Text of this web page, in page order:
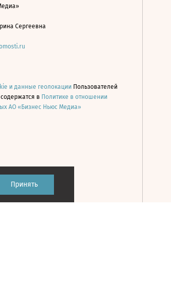
Принять
Сергеевна
и данные геолокации Пользователей
в Политике в отношении
АО «Бизнес Ньюс Медиа»